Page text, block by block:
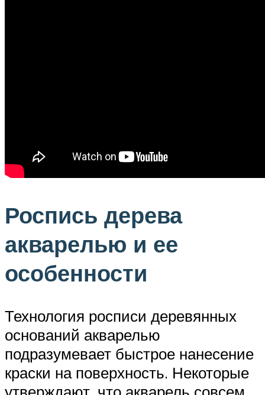
Роспись дерева
акварелью и ее
особенности
Технология росписи деревянных
оснований акварелью
подразумевает быстрое нанесение
краски на поверхность. Некоторые